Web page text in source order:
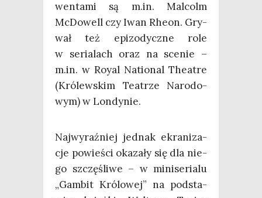
wen­ta­mi są m.in. Mal­colm
McDo­well czy Iwan Rhe­on. Gry­
wał też epi­zo­dycz­ne role
w seria­lach oraz na sce­nie –
m.in. w Roy­al Natio­nal The­atre
(Kró­lew­skim Teatrze Naro­do­
wym) w Londynie.
Naj­wy­raź­niej jed­nak ekra­ni­za­
cje powie­ści oka­za­ły się dla nie­
go szczę­śli­we – w mini­se­ria­lu
„Gam­bit Kró­lo­wej” na pod­sta­